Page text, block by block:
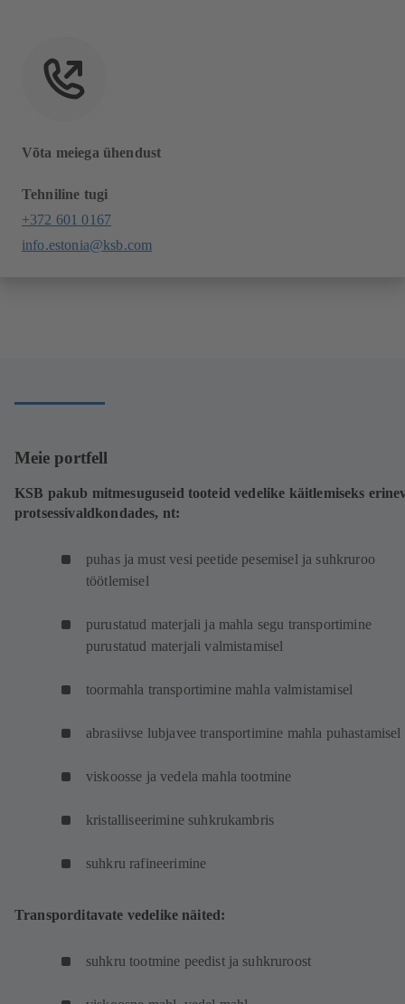
Võta meiega ühendust
Tehniline tugi
+372 601 0167
info.estonia@ksb.com
Meie portfell
KSB pakub mitmesuguseid tooteid vedelike käitlemiseks
protsessivaldkondades, nt:
puhas ja must vesi peetide pesemisel ja suhkruroo
töötlemisel
purustatud materjali ja mahla segu transportimine
purustatud materjali valmistamisel
toormahla transportimine mahla valmistamisel
abrasiivse lubjavee transportimine mahla puhastamisel
viskoosse ja vedela mahla tootmine
kristalliseerimine suhkrukambris
suhkru rafineerimine
Transporditavate vedelike näited:
suhkru tootmine peedist ja suhkruroost